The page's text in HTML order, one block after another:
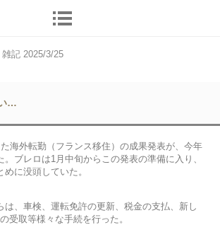
雑記 2025/3/25
…
海外転勤（フランス移住）の成果発表が、今年
。ブレロは1月中旬からこの発表の準備に入り、
に没頭していた。
は、車検、運転免許の更新、税金の支払、新し
受取等様々な手続を行った。